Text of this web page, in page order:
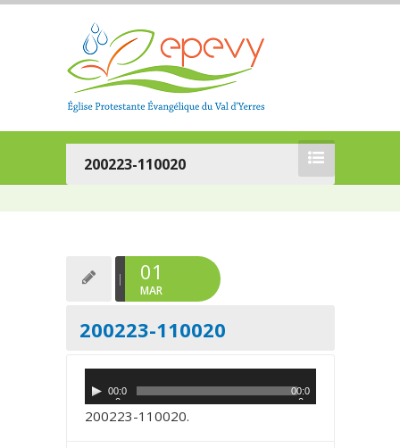
200223-110020
01
MAR
200223-110020
e
c
00:0
0
00:0
0
200223-110020.